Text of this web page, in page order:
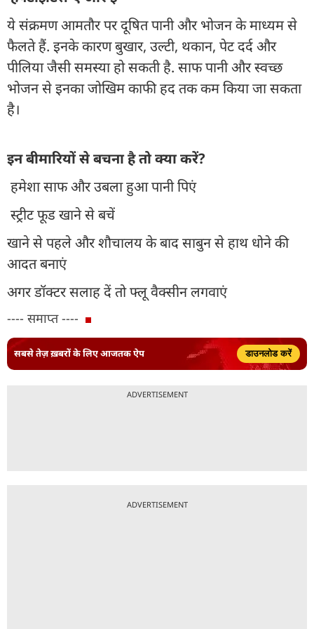
ये संक्रमण आमतौर पर दूषित पानी और भोजन के माध्यम से
फैलते हैं. इनके कारण बुखार, उल्टी, थकान, पेट दर्द और
पीलिया जैसी समस्या हो सकती है. साफ पानी और स्वच्छ
भोजन से इनका जोखिम काफी हद तक कम किया जा सकता
है।
इन बीमारियों से बचना है तो क्या करें?
हमेशा साफ और उबला हुआ पानी पिएं
स्ट्रीट फूड खाने से बचें
खाने से पहले और शौचालय के बाद साबुन से हाथ धोने की
आदत बनाएं
अगर डॉक्टर सलाह दें तो फ्लू वैक्सीन लगवाएं
---- समाप्त ----
सबसे तेज़ ख़बरों के लिए आजतक ऐप डाउनलोड करें
ADVERTISEMENT
ADVERTISEMENT